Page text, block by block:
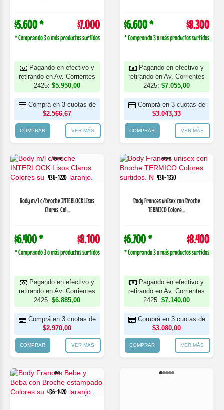
$5.600 * $7.000
* Comprando 3 o más productos surtidos
Pagando en efectivo y
retirando en Av. Corrientes
2425: $5.950,00
Comprá en 3 cuotas de
$2.566,67
COMPRAR VER MÁS
$6.600 * $8.300
* Comprando 3 o más productos surtidos
Pagando en efectivo y
retirando en Av. Corrientes
2425: $7.055,00
Comprá en 3 cuotas de
$3.043,33
COMPRAR VER MÁS
436-1220
Body m/l c/broche INTERLOCK Lisos
Claros. Col...
$6.400 * $8.100
* Comprando 3 o más productos surtidos
Pagando en efectivo y
retirando en Av. Corrientes
2425: $6.885,00
Comprá en 3 cuotas de
$2.970,00
COMPRAR VER MÁS
436-1320
Body Frances unisex con Broche
TERMICO Colore...
$6.700 * $8.400
* Comprando 3 o más productos surtidos
Pagando en efectivo y
retirando en Av. Corrientes
2425: $7.140,00
Comprá en 3 cuotas de
$3.080,00
COMPRAR VER MÁS
436-1420